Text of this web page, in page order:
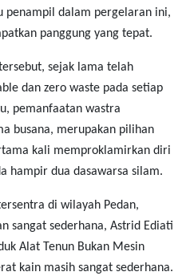
penampil dalam pergelaran ini,
panggung yang tepat.
sejak lama telah
dan zero waste pada setiap
pemanfaatan wastra
busana, merupakan pilihan
kali memproklamirkan diri
hampir dua dasawarsa silam.
di wilayah Pedan,
sangat sederhana, Astrid Ediati
Alat Tenun Bukan Mesin
kain masih sangat sederhana.